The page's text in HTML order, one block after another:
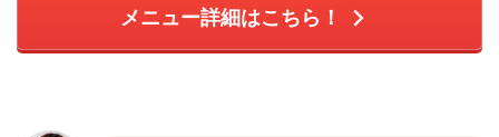
メニュー詳細はこちら！